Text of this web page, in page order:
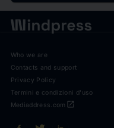
Who we are
Contacts and support
Privacy Policy
Termini e condizioni d'uso
open_in_new
Mediaddress.com